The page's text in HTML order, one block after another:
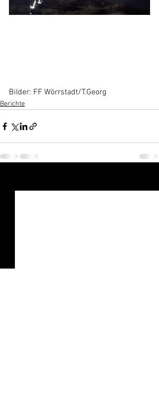
Bilder: FF Wörrstadt/T.Georg
Berichte